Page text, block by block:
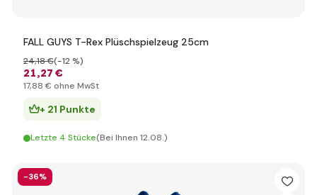
FALL GUYS T-Rex Plüschspielzeug 25cm
21,27 €
24,18 €(-12 %)
17,88 € ohne MwSt
+ 21 Punkte
Letzte 4 Stücke(Bei Ihnen 12.08.)
-36%